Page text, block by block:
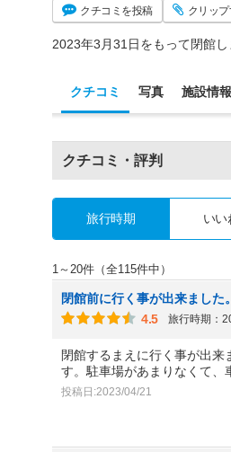
クチコミ を投稿 クリップ
2023年3月31日をもって閉館し
クチコミ 写真 施設情報
クチコミ・評判
旅行時期 いい
1～20件（全115件中）
閉館前に行く事が出来ました。
4.5
旅行時期：
閉館するまえに行く事が出
す。駐車場があまりなくて、
投稿日:2023/04/21